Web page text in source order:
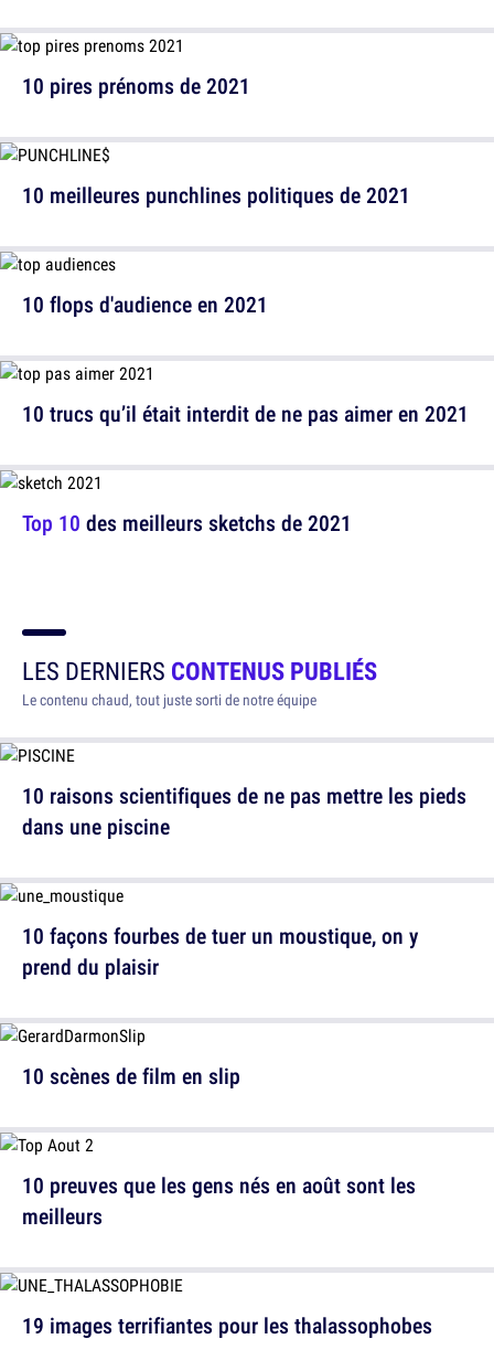
10 pires prénoms de 2021
10 flops d'audience en 2021
Top 10 des meilleurs sketchs de 2021
10 meilleures punchlines politiques de 2021
10 trucs qu’il était interdit de ne pas aimer en 2021
LES DERNIERS CONTENUS PUBLIÉS
Le contenu chaud, tout juste sorti de notre équipe
10 raisons scientifiques de ne pas mettre les pieds
dans une piscine
10 scènes de film en slip
19 images terrifiantes pour les thalassophobes
10 façons fourbes de tuer un moustique, on y
prend du plaisir
10 preuves que les gens nés en août sont les
meilleurs